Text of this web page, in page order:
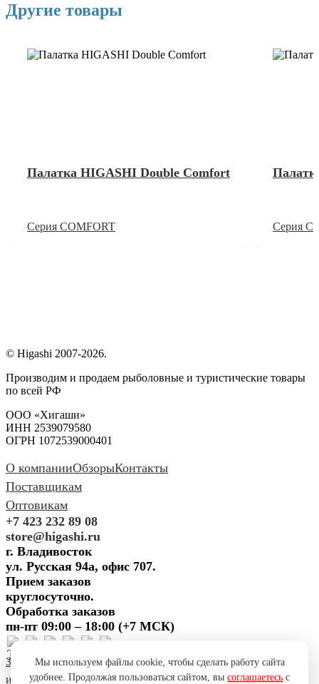
Другие товары
Палатка HIGASHI Double Comfort
Серия COMFORT Серия
© Higashi 2007-2026.
Производим и продаем рыболовные и туристические товары
по всей РФ
ООО «Хигаши»
ИНН 2539079580
ОГРН 1072539000401
О компанииОбзорыКонтакты
Поставщикам
Оптовикам
+7 423 232 89 08
store@higashi.ru
г. Владивосток
ул. Русская 94а, офис 707.
Прием заказов
круглосуточно.
Обработка заказов
пн-пт 09:00 – 18:00 (+7 МСК)
Задать вопросПредложить
идеюПоблагодаритьПожаловаться Сообщить об ошибке
Мы используем файлы cookie, чтобы сделать работу сайта
удобнее. Продолжая пользоваться сайтом, вы соглашаетесь с